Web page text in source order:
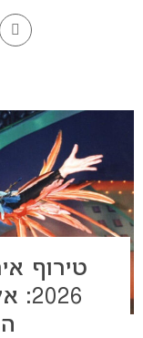
טירוף